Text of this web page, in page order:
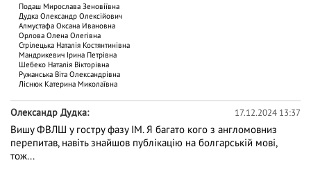
Подаш Мирослава Зеновіївна
Дудка Олександр Олексійович
Алмустафа Оксана Ивановна
Орлова Олена Олегівна
Стрілецька Наталія Костянтинівна
Мандрикевич Ірина Петрівна
Шебеко Наталія Вікторівна
Ружанська Віта Олександрівна
Ліснюк Катерина Миколаївна
Олександр Дудка 17.12.2024 13:37
Вишу ФВЛШ у гостру фазу ІМ. Я багато кого з англомовниз
перепитав, навіть знайшов публікацію на болгарській мові,
тож...